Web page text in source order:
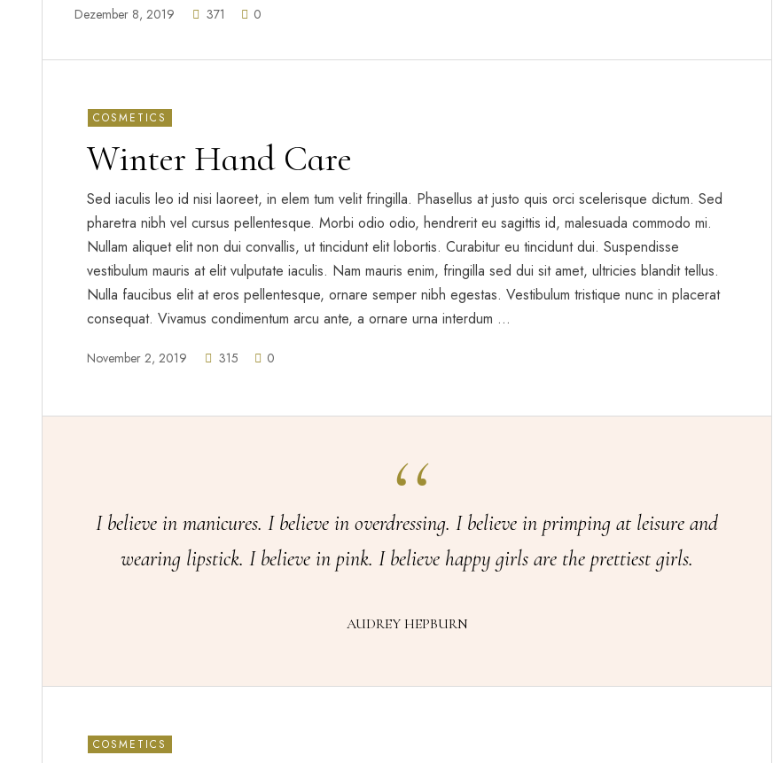
Dezember 8, 2019 371 0
COSMETICS
Winter Hand Care
Sed iaculis leo id nisi laoreet, in elem tum velit fringilla. Phasellus at justo quis orci scelerisque dictum. Sed
pharetra nibh vel cursus pellentesque. Morbi odio odio, hendrerit eu sagittis id, malesuada commodo mi.
Nullam aliquet elit non dui convallis, ut tincidunt elit lobortis. Curabitur eu tincidunt dui. Suspendisse
vestibulum mauris at elit vulputate iaculis. Nam mauris enim, fringilla sed dui sit amet, ultricies blandit tellus.
Nulla faucibus elit at eros pellentesque, ornare semper nibh egestas. Vestibulum tristique nunc in placerat
consequat. Vivamus condimentum arcu ante, a ornare urna interdum …
November 2, 2019 315 0
I believe in manicures. I believe in overdressing. I believe in primping at leisure and
wearing lipstick. I believe in pink. I believe happy girls are the prettiest girls.
AUDREY HEPBURN
COSMETICS